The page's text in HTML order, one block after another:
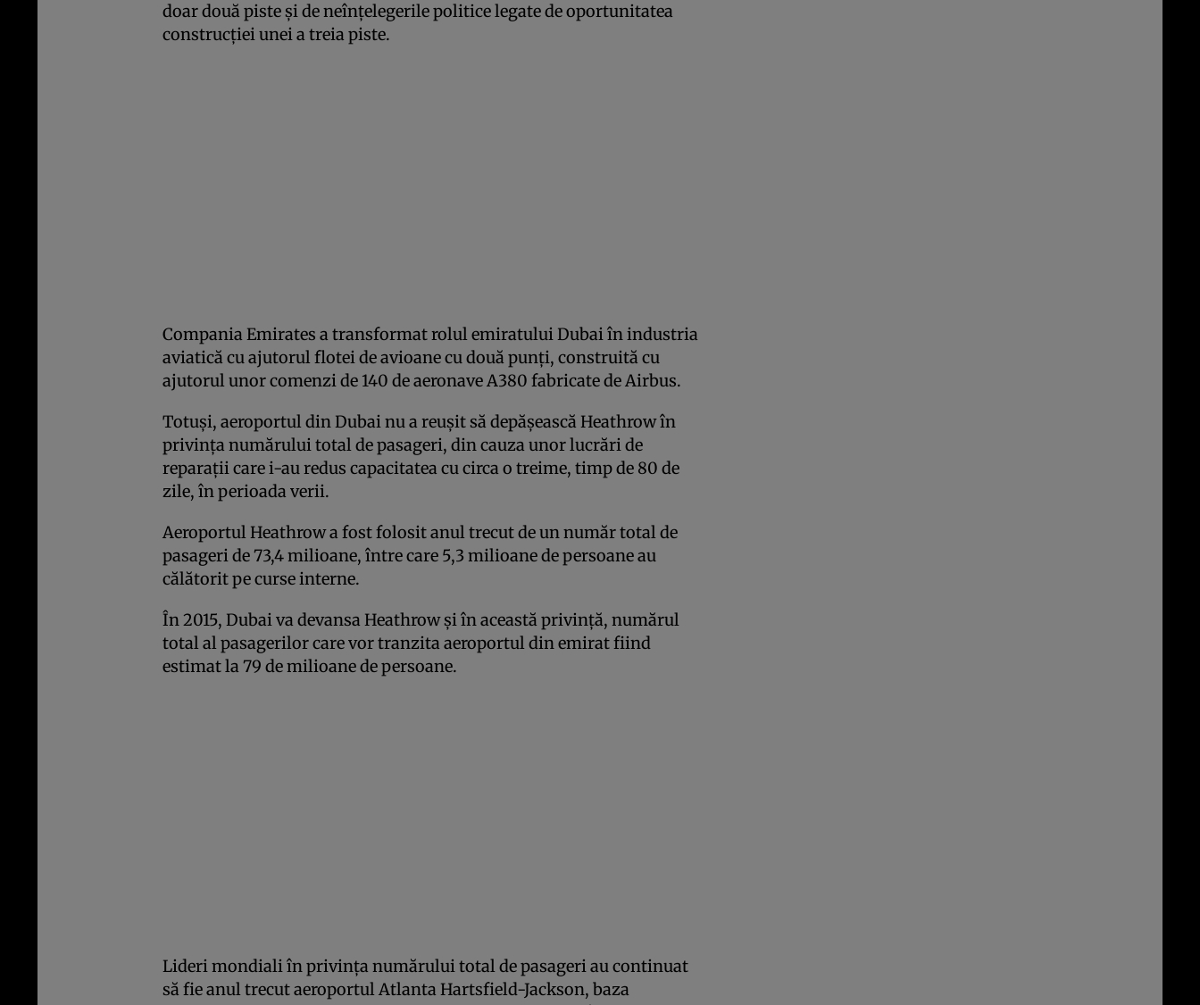
doar două piste şi de neînţelegerile politice legate de oportunitatea
construcţiei unei a treia piste.
Compania Emirates a transformat rolul emiratului Dubai în industria
aviatică cu ajutorul flotei de avioane cu două punţi, construită cu
ajutorul unor comenzi de 140 de aeronave A380 fabricate de Airbus.
Totuşi, aeroportul din Dubai nu a reuşit să depăşească Heathrow în
privinţa numărului total de pasageri, din cauza unor lucrări de
reparaţii care i-au redus capacitatea cu circa o treime, timp de 80 de
zile, în perioada verii.
Aeroportul Heathrow a fost folosit anul trecut de un număr total de
pasageri de 73,4 milioane, între care 5,3 milioane de persoane au
călătorit pe curse interne.
În 2015, Dubai va devansa Heathrow şi în această privinţă, numărul
total al pasagerilor care vor tranzita aeroportul din emirat fiind
estimat la 79 de milioane de persoane.
Lideri mondiali în privinţa numărului total de pasageri au continuat
să fie anul trecut aeroportul Atlanta Hartsfield-Jackson, baza